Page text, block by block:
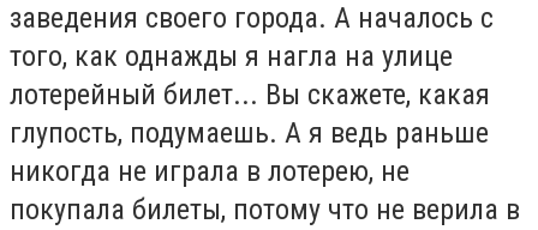
заведения своего города. А началось с
того, как однажды я нагла на улице
лотерейный билет... Вы скажете, какая
глупость, подумаешь. А я ведь раньше
никогда не играла в лотерею, не
покупала билеты, потому что не верила в